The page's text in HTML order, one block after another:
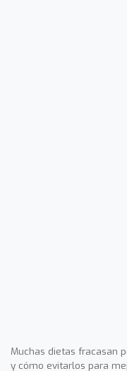
Muchas dietas fracasan
y cómo evitarlos para